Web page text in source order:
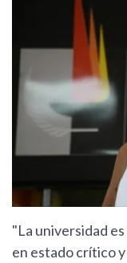
"La universidad
en estado crítico